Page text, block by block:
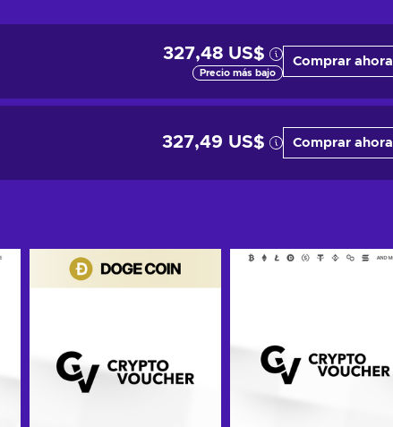
327,48 US$
Precio más bajo
Comprar ahora
327,49 US$ Comprar ahora